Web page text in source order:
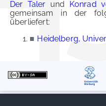
Der Taler und Konrad
gemeinsam in der
überliefert:
■ Heidelberg,